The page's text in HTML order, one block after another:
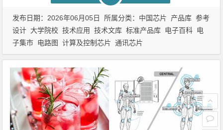
发布日期：2026年06月05日 所属分类： 中国芯片 产品库 参考
设计 大学院校 技术应用 技术文库 标准产品库 电子百科 电
子集市 电路图 计算及控制芯片 通讯芯片